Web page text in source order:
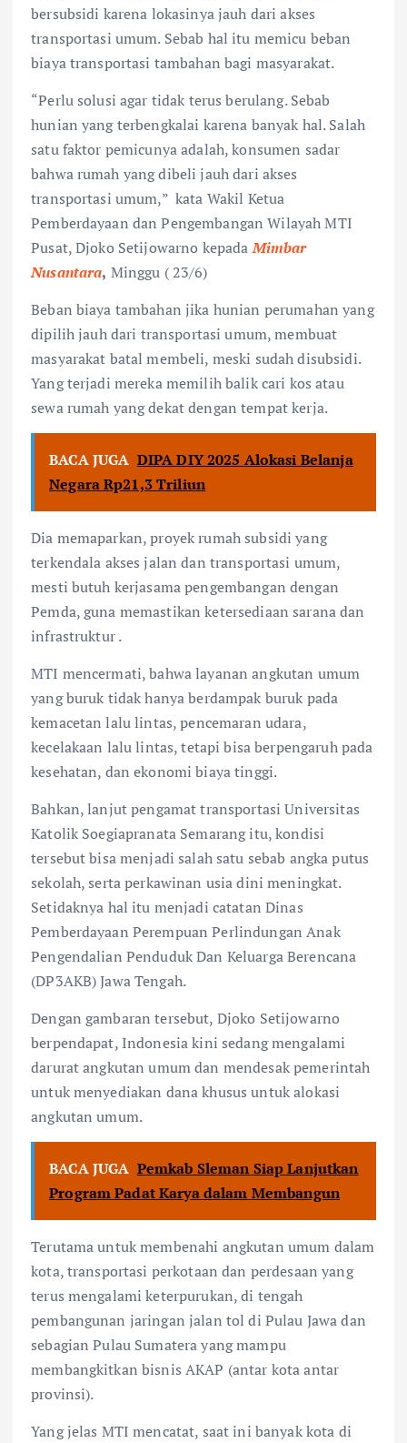
bersubsidi karena lokasinya jauh dari akses
transportasi umum. Sebab hal itu memicu beban
biaya transportasi tambahan bagi masyarakat.
“Perlu solusi agar tidak terus berulang. Sebab
hunian yang terbengkalai karena banyak hal. Salah
satu faktor pemicunya adalah, konsumen sadar
bahwa rumah yang dibeli jauh dari akses
transportasi umum,” kata Wakil Ketua
Pemberdayaan dan Pengembangan Wilayah MTI
Pusat, Djoko Setijowarno kepadaMimbar
Nusantara, Minggu ( 23/6)
Beban biaya tambahan jika hunian perumahan yang
dipilih jauh dari transportasi umum, membuat
masyarakat batal membeli, meski sudah disubsidi.
Yang terjadi mereka memilih balik cari kos atau
sewa rumah yang dekat dengan tempat kerja.
BACA JUGA DIPA DIY 2025 Alokasi Belanja
Negara Rp21,3 Triliun
Dia memaparkan, proyek rumah subsidi yang
terkendala akses jalan dan transportasi umum,
mesti butuh kerjasama pengembangan dengan
Pemda, guna memastikan ketersediaan sarana dan
infrastruktur .
MTI mencermati, bahwa layanan angkutan umum
yang buruk tidak hanya berdampak buruk pada
kemacetan lalu lintas, pencemaran udara,
kecelakaan lalu lintas, tetapi bisa berpengaruh pada
kesehatan, dan ekonomi biaya tinggi.
Bahkan, lanjut pengamat transportasi Universitas
Katolik Soegiapranata Semarang itu, kondisi
tersebut bisa menjadi salah satu sebab angka putus
sekolah, serta perkawinan usia dini meningkat.
Setidaknya hal itu menjadi catatan Dinas
Pemberdayaan Perempuan Perlindungan Anak
Pengendalian Penduduk Dan Keluarga Berencana
(DP3AKB) Jawa Tengah.
Dengan gambaran tersebut, Djoko Setijowarno
berpendapat, Indonesia kini sedang mengalami
darurat angkutan umum dan mendesak pemerintah
untuk menyediakan dana khusus untuk alokasi
angkutan umum.
BACA JUGA Pemkab Sleman Siap Lanjutkan
Program Padat Karya dalam Membangun
Terutama untuk membenahi angkutan umum dalam
kota, transportasi perkotaan dan perdesaan yang
terus mengalami keterpurukan, di tengah
pembangunan jaringan jalan tol di Pulau Jawa dan
sebagian Pulau Sumatera yang mampu
membangkitkan bisnis AKAP (antar kota antar
provinsi).
Yang jelas MTI mencatat, saat ini banyak kota di